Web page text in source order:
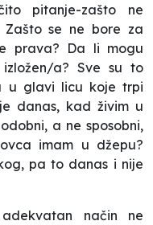
pitanje-zašto ne
Zašto se ne bore za
prava? Da li mogu
a? Sve su to
u glavi licu koje trpi
danas, kad živim u
a ne sposobni,
imam u džepu?
pa to danas i nije
način ne